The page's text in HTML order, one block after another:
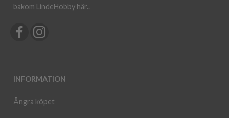
bakom LindeHobby här..
INFORMATION
Ångra köpet